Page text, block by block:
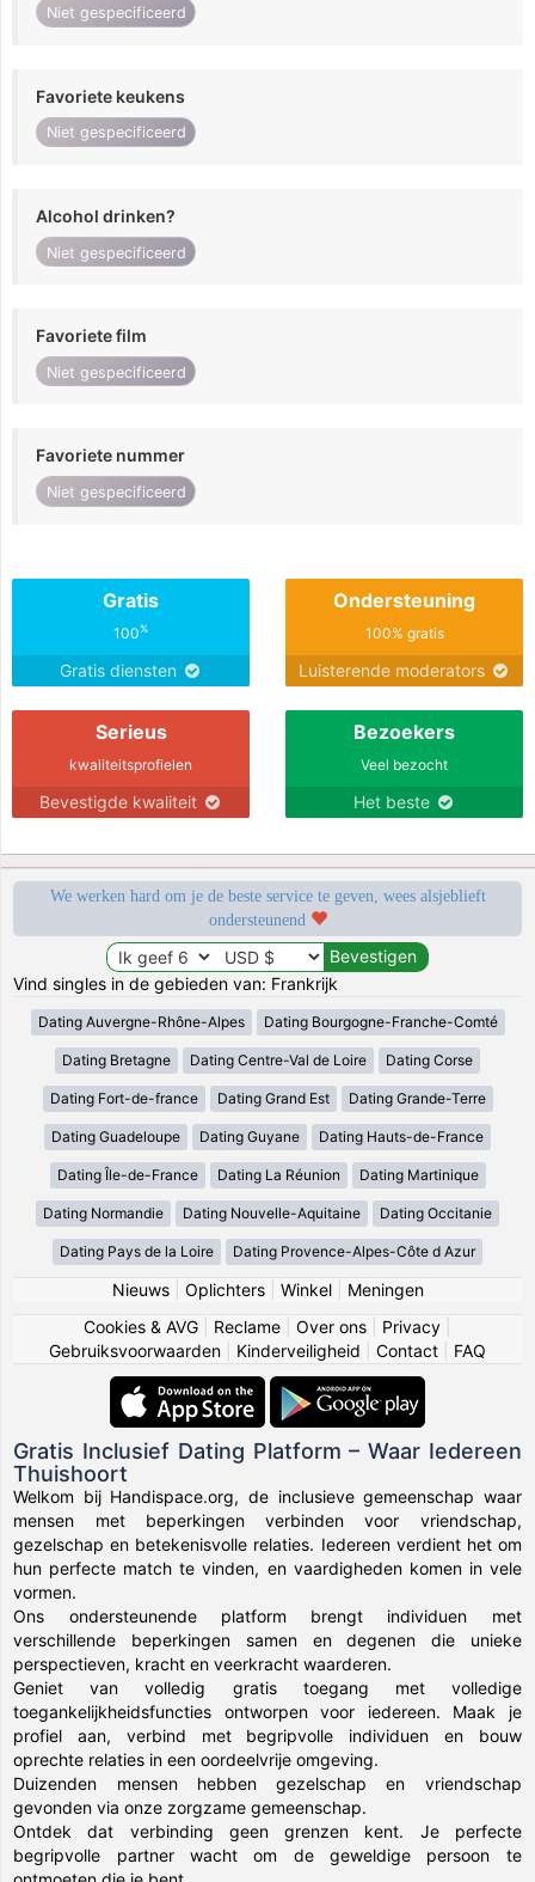
Niet gespecificeerd
Favoriete keukens
Niet gespecificeerd
Alcohol drinken?
Niet gespecificeerd
Favoriete film
Niet gespecificeerd
Favoriete nummer
Niet gespecificeerd
Gratis
100%
Gratis diensten
Ondersteuning
100% gratis
Luisterende moderators
Serieus
kwaliteitsprofielen
Bevestigde kwaliteit
Bezoekers
Veel bezocht
Het beste
We werken hard om je de beste service te geven, wees alsjeblieft
ondersteunend
Vind singles in de gebieden van: Frankrijk
Dating Auvergne-Rhône-Alpes Dating Bourgogne-Franche-Comté
Dating Bretagne Dating Centre-Val de Loire Dating Corse
Dating Fort-de-france Dating Grand Est Dating Grande-Terre
Dating Guadeloupe Dating Guyane Dating Hauts-de-France
Dating Île-de-France Dating La Réunion Dating Martinique
Dating Normandie Dating Nouvelle-Aquitaine Dating Occitanie
Dating Pays de la Loire Dating Provence-Alpes-Côte d Azur
Nieuws| Oplichters| Winkel| Meningen
Cookies & AVG
Reclame Over ons Privacy
Gebruiksvoorwaarden
Kinderveiligheid Contact FAQ
Gratis Inclusief Dating Platform – Waar Iedereen
Thuishoort
Welkom bij Handispace.org, de inclusieve gemeenschap waar
mensen met beperkingen verbinden voor vriendschap,
gezelschap en betekenisvolle relaties. Iedereen verdient het om
hun perfecte match te vinden, en vaardigheden komen in vele
vormen.
Ons ondersteunende platform brengt individuen met
verschillende beperkingen samen en degenen die unieke
perspectieven, kracht en veerkracht waarderen.
Geniet van volledig gratis toegang met volledige
toegankelijkheidsfuncties ontworpen voor iedereen. Maak je
profiel aan, verbind met begripvolle individuen en bouw
oprechte relaties in een oordeelvrije omgeving.
Duizenden mensen hebben gezelschap en vriendschap
gevonden via onze zorgzame gemeenschap.
Ontdek dat verbinding geen grenzen kent. Je perfecte
begripvolle partner wacht om de geweldige persoon te